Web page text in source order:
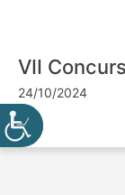
VII
24/10/2024